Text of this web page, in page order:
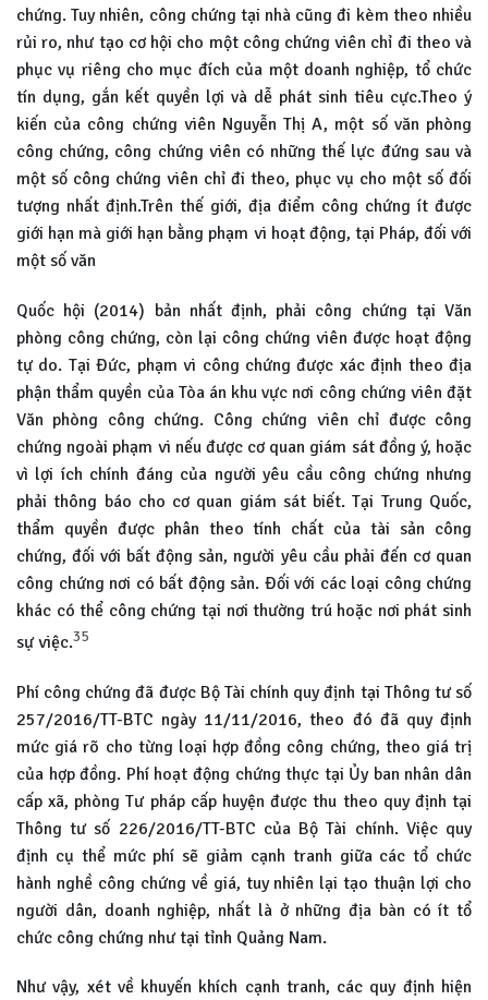
chứng. Tuy nhiên, công chứng tại nhà cũng đi kèm theo nhiều
rủi ro, như tạo cơ hội cho một công chứng viên chỉ đi theo và
phục vụ riêng cho mục đích của một doanh nghiệp, tổ chức
tín dụng, gắn kết quyền lợi và dễ phát sinh tiêu cực.Theo ý
kiến của công chứng viên Nguyễn Thị A, một số văn phòng
công chứng, công chứng viên có những thế lực đứng sau và
một số công chứng viên chỉ đi theo, phục vụ cho một số đối
tượng nhất định.Trên thế giới, địa điểm công chứng ít được
giới hạn mà giới hạn bằng phạm vi hoạt động, tại Pháp, đối với
một số văn
Quốc hội (2014) bản nhất định, phải công chứng tại Văn
phòng công chứng, còn lại công chứng viên được hoạt động
tự do. Tại Đức, phạm vi công chứng được xác định theo địa
phận thẩm quyền của Tòa án khu vực nơi công chứng viên đặt
Văn phòng công chứng. Công chứng viên chỉ được công
chứng ngoài phạm vi nếu được cơ quan giám sát đồng ý, hoặc
vì lợi ích chính đáng của người yêu cầu công chứng nhưng
phải thông báo cho cơ quan giám sát biết. Tại Trung Quốc,
thẩm quyền được phân theo tính chất của tài sản công
chứng, đối với bất động sản, người yêu cầu phải đến cơ quan
công chứng nơi có bất động sản. Đối với các loại công chứng
khác có thể công chứng tại nơi thường trú hoặc nơi phát sinh
sự việc.35
Phí công chứng đã được Bộ Tài chính quy định tại Thông tư số
257/2016/TT-BTC ngày 11/11/2016, theo đó đã quy định
mức giá rõ cho từng loại hợp đồng công chứng, theo giá trị
của hợp đồng. Phí hoạt động chứng thực tại Ủy ban nhân dân
cấp xã, phòng Tư pháp cấp huyện được thu theo quy định tại
Thông tư số 226/2016/TT-BTC của Bộ Tài chính. Việc quy
định cụ thể mức phí sẽ giảm cạnh tranh giữa các tổ chức
hành nghề công chứng về giá, tuy nhiên lại tạo thuận lợi cho
người dân, doanh nghiệp, nhất là ở những địa bàn có ít tổ
chức công chứng như tại tỉnh Quảng Nam.
Như vậy, xét về khuyến khích cạnh tranh, các quy định hiện